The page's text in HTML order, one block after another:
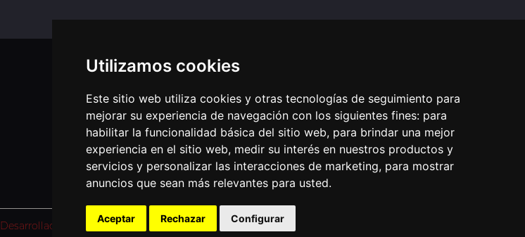
Utilizamos cookies
Este sitio web utiliza cookies y otras tecnologías de seguimiento para
mejorar su experiencia de navegación con los siguientes fines: para
habilitar la funcionalidad básica del sitio web, para brindar una mejor
experiencia en el sitio web, medir su interés en nuestros productos y
servicios y personalizar las interacciones de marketing, para mostrar
anuncios que sean más relevantes para usted.
Aceptar Rechazar Configurar
ENLACES
Aviso Legal
Política de privacidad
Donativos
Quiénes somos
Pray as you go (inglés)
Passo a rezar (portugués)
Prie en Chemin (francés)
Bidden Onderweg (neerlandés)
Fi tariqi osally (árabe)
Desarrollado por SJDigital